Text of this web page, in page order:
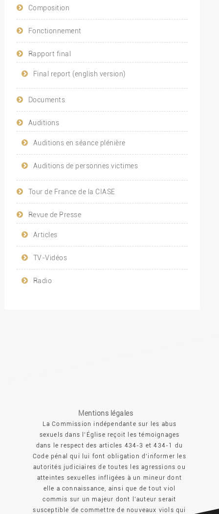
Composition
Fonctionnement
Rapport final
Final report (english version)
Documents
Auditions
Auditions en séance plénière
Auditions de personnes victimes
Tour de France de la CIASE
Revue de Presse
Articles
TV-Vidéos
Radio
Mentions légales
La Commission indépendante sur les abus
sexuels dans l’Église reçoit les témoignages
dans le respect des articles 434-3 et 434-1 du
Code pénal qui lui font obligation d’informer les
autorités judiciaires de toutes les agressions ou
atteintes sexuelles infligées à un mineur dont
elle a connaissance, ainsi que de tout viol
commis sur un majeur dont l’auteur serait
susceptible de commettre de nouveaux viols qui